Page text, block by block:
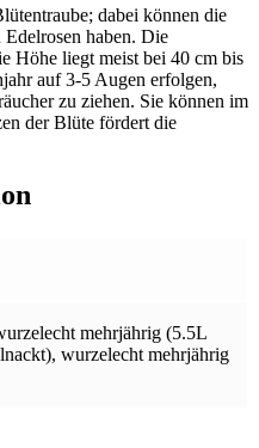
dabei können die
haben. Die
Höhe liegt meist bei 40 cm bis
auf 3-5 Augen erfolgen,
zu ziehen. Sie können im
der Blüte fördert die
mehrjährig (5.5L
, wurzelecht mehrjährig